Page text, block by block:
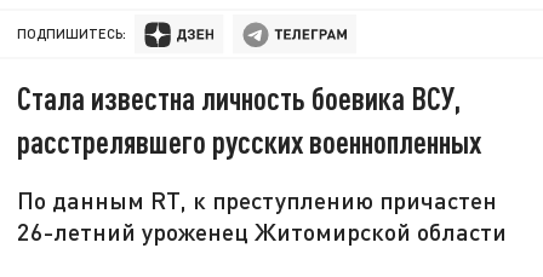
ПОДПИШИТЕСЬ:
Стала известна личность боевика ВСУ,
расстрелявшего русских военнопленных
По данным RT, к преступлению причастен
26-летний уроженец Житомирской области